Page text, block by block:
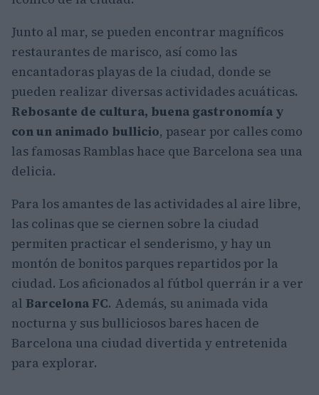
Junto al mar, se pueden encontrar magníficos
restaurantes de marisco, así como las
encantadoras playas de la ciudad, donde se
pueden realizar diversas actividades acuáticas.
Rebosante de cultura, buena gastronomía y
con un animado bullicio, pasear por calles como
las famosas Ramblas hace que Barcelona sea una
delicia.
Para los amantes de las actividades al aire libre,
las colinas que se ciernen sobre la ciudad
permiten practicar el senderismo, y hay un
montón de bonitos parques repartidos por la
ciudad. Los aficionados al fútbol querrán ir a ver
al Barcelona FC. Además, su animada vida
nocturna y sus bulliciosos bares hacen de
Barcelona una ciudad divertida y entretenida
para explorar.